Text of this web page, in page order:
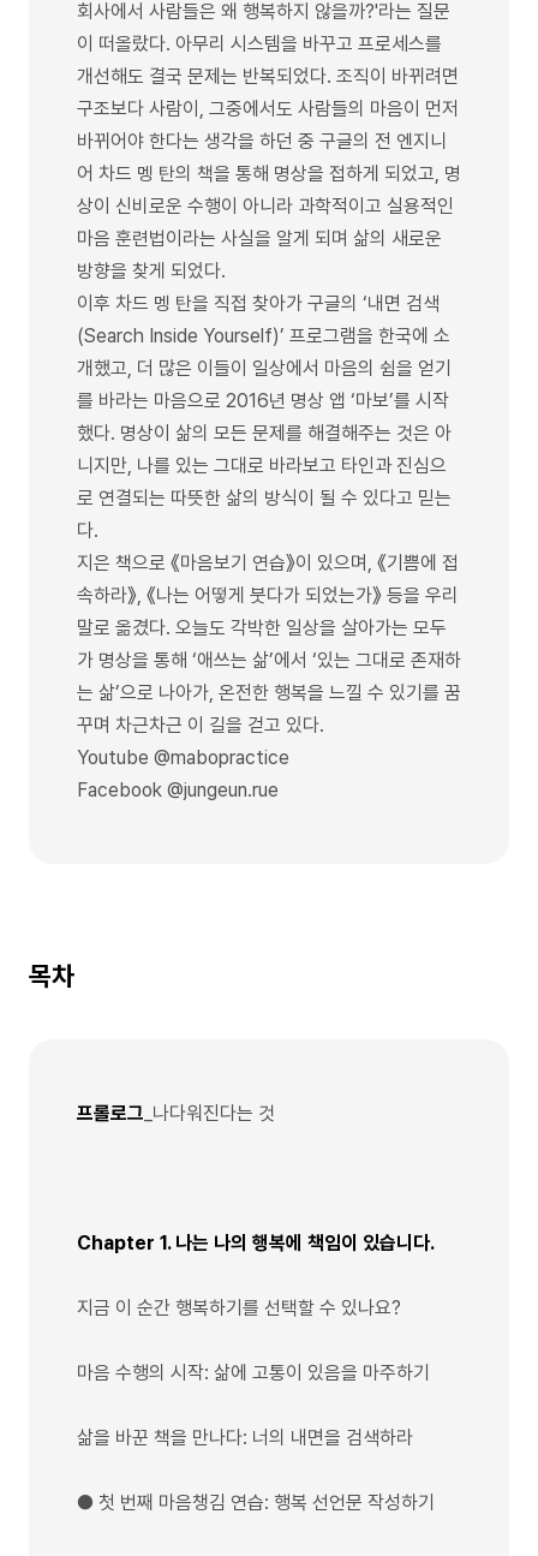
회사에서 사람들은 왜 행복하지 않을까?'라는 질문
이 떠올랐다. 아무리 시스템을 바꾸고 프로세스를
개선해도 결국 문제는 반복되었다. 조직이 바뀌려면
구조보다 사람이, 그중에서도 사람들의 마음이 먼저
바뀌어야 한다는 생각을 하던 중 구글의 전 엔지니
어 차드 멩 탄의 책을 통해 명상을 접하게 되었고, 명
상이 신비로운 수행이 아니라 과학적이고 실용적인
마음 훈련법이라는 사실을 알게 되며 삶의 새로운
방향을 찾게 되었다.
이후 차드 멩 탄을 직접 찾아가 구글의 ‘내면 검색
(Search Inside Yourself)’ 프로그램을 한국에 소
개했고, 더 많은 이들이 일상에서 마음의 쉼을 얻기
를 바라는 마음으로 2016년 명상 앱 ‘마보’를 시작
했다. 명상이 삶의 모든 문제를 해결해주는 것은 아
니지만, 나를 있는 그대로 바라보고 타인과 진심으
로 연결되는 따뜻한 삶의 방식이 될 수 있다고 믿는
다.
지은 책으로 《마음보기 연습》이 있으며, 《기쁨에 접
속하라》, 《나는 어떻게 붓다가 되었는가》 등을 우리
말로 옮겼다. 오늘도 각박한 일상을 살아가는 모두
가 명상을 통해 ‘애쓰는 삶’에서 ‘있는 그대로 존재하
는 삶’으로 나아가, 온전한 행복을 느낄 수 있기를 꿈
꾸며 차근차근 이 길을 걷고 있다.
Youtube @mabopractice
Facebook @jungeun.rue
목차
프롤로그 _나다워진다는 것
Chapter 1. 나는 나의 행복에 책임이 있습니다.
지금 이 순간 행복하기를 선택할 수 있나요?
마음 수행의 시작: 삶에 고통이 있음을 마주하기
삶을 바꾼 책을 만나다: 너의 내면을 검색하라
● 첫 번째 마음챙김 연습: 행복 선언문 작성하기